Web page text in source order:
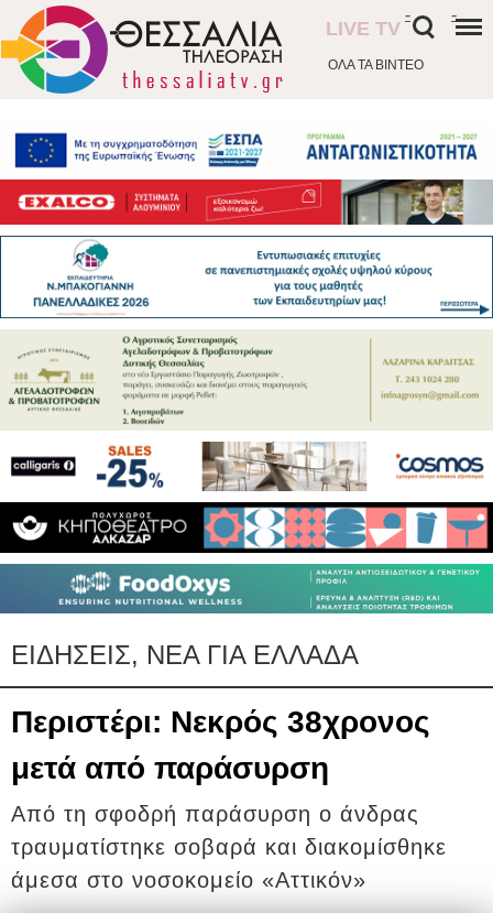
ΟΛΑ ΤΑ ΒΙΝΤΕΟ
LIVE TV
- -
ΕΙΔΗΣΕΙΣ, ΝΕΑ ΓΙΑ ΕΛΛΑΔΑ
Περιστέρι: Νεκρός 38χρονος
μετά από παράσυρση
Από τη σφοδρή παράσυρση ο άνδρας
τραυματίστηκε σοβαρά και διακομίσθηκε
άμεσα στο νοσοκομείο «Αττικόν»